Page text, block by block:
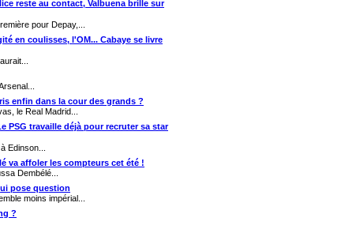
reste au contact, Valbuena brille sur
pour Depay,...
en coulisses, l'OM... Cabaye se livre
enfin dans la cour des grands ?
le Real Madrid...
PSG travaille déjà pour recruter sa star
Edinson...
va affoler les compteurs cet été !
Dembélé...
pose question
moins impérial...
?